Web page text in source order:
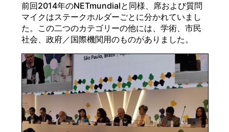
前回2014年のNETmundialと同様、席および質問
マイクはステークホルダーごとに分かれていまし
た。この二つのカテゴリーの他には、学術、市民
社会、政府／国際機関用のものがありました。